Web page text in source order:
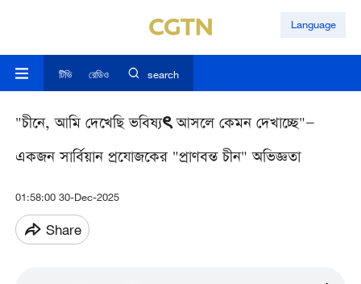
Language
টিভি রেডিও search
"চীনে, আমি দেখেছি ভবিষ্যৎ আসলে কেমন দেখাচ্ছে"—
একজন সার্বিয়ান প্রযোজকের "প্রাণবন্ত চীন" অভিজ্ঞতা
01:58:00 30-Dec-2025
Share